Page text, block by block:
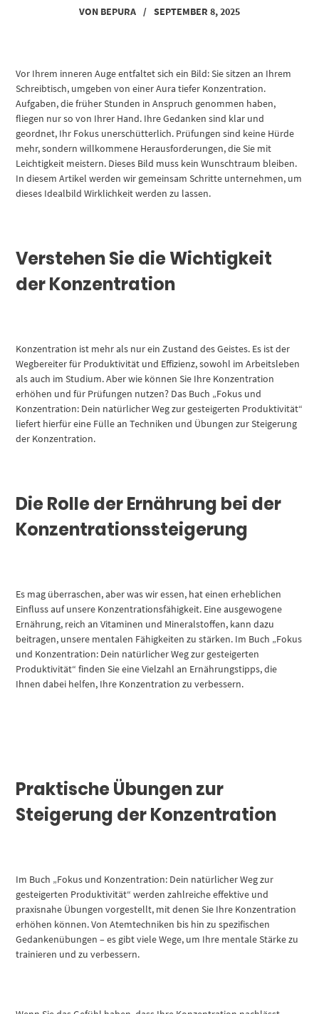
VON BEPURA / SEPTEMBER 8, 2025
Vor Ihrem inneren Auge entfaltet sich ein Bild: Sie sitzen an Ihrem
Schreibtisch, umgeben von einer Aura tiefer Konzentration.
Aufgaben, die früher Stunden in Anspruch genommen haben,
fliegen nur so von Ihrer Hand. Ihre Gedanken sind klar und
geordnet, Ihr Fokus unerschütterlich. Prüfungen sind keine Hürde
mehr, sondern willkommene Herausforderungen, die Sie mit
Leichtigkeit meistern. Dieses Bild muss kein Wunschtraum bleiben.
In diesem Artikel werden wir gemeinsam Schritte unternehmen, um
dieses Idealbild Wirklichkeit werden zu lassen.
Verstehen Sie die Wichtigkeit
der Konzentration
Konzentration ist mehr als nur ein Zustand des Geistes. Es ist der
Wegbereiter für Produktivität und Effizienz, sowohl im Arbeitsleben
als auch im Studium. Aber wie können Sie Ihre Konzentration
erhöhen und für Prüfungen nutzen? Das Buch „Fokus und
Konzentration: Dein natürlicher Weg zur gesteigerten Produktivität“
liefert hierfür eine Fülle an Techniken und Übungen zur Steigerung
der Konzentration.
Die Rolle der Ernährung bei der
Konzentrationssteigerung
Es mag überraschen, aber was wir essen, hat einen erheblichen
Einfluss auf unsere Konzentrationsfähigkeit. Eine ausgewogene
Ernährung, reich an Vitaminen und Mineralstoffen, kann dazu
beitragen, unsere mentalen Fähigkeiten zu stärken. Im Buch „Fokus
und Konzentration: Dein natürlicher Weg zur gesteigerten
Produktivität“ finden Sie eine Vielzahl an Ernährungstipps, die
Ihnen dabei helfen, Ihre Konzentration zu verbessern.
Praktische Übungen zur
Steigerung der Konzentration
Im Buch „Fokus und Konzentration: Dein natürlicher Weg zur
gesteigerten Produktivität“ werden zahlreiche effektive und
praxisnahe Übungen vorgestellt, mit denen Sie Ihre Konzentration
erhöhen können. Von Atemtechniken bis hin zu spezifischen
Gedankenübungen – es gibt viele Wege, um Ihre mentale Stärke zu
trainieren und zu verbessern.